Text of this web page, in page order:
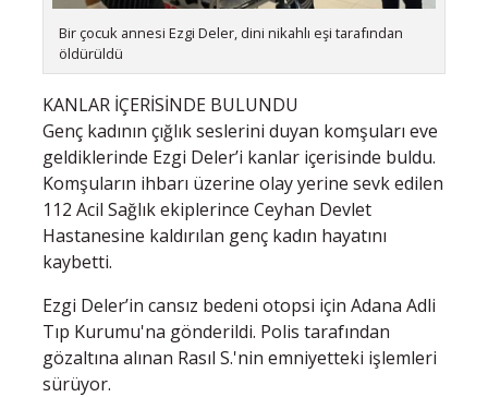
Bir çocuk annesi Ezgi Deler, dini nikahlı eşi tarafından
öldürüldü
KANLAR İÇERİSİNDE BULUNDU
Genç kadının çığlık seslerini duyan komşuları eve
geldiklerinde Ezgi Deler’i kanlar içerisinde buldu.
Komşuların ihbarı üzerine olay yerine sevk edilen
112 Acil Sağlık ekiplerince Ceyhan Devlet
Hastanesine kaldırılan genç kadın hayatını
kaybetti.
Ezgi Deler’in cansız bedeni otopsi için Adana Adli
Tıp Kurumu'na gönderildi. Polis tarafından
gözaltına alınan Rasıl S.'nin emniyetteki işlemleri
sürüyor.